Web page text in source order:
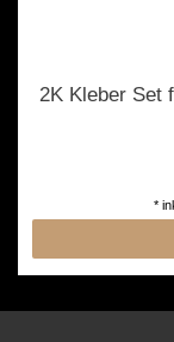
2K Kleber Set
*